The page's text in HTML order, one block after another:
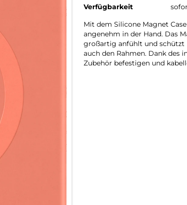
Verfügbarkeit
Mit dem Silicone Magnet
angenehm in der Hand. Das
großartig anfühlt und schützt
auch den Rahmen. Dank des
Zubehör befestigen und